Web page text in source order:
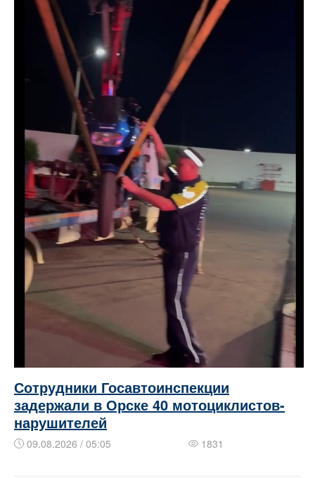
Сотрудники Госавтоинспекции
задержали в Орске 40 мотоциклистов-
нарушителей
09.08.2026 / 05:05 1831